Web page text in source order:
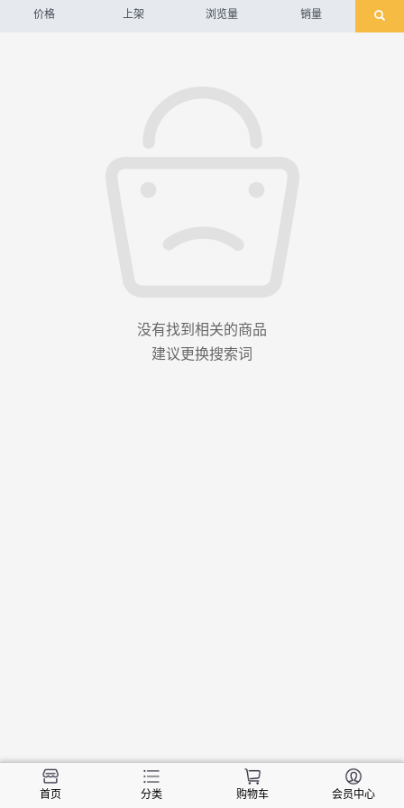
价格 上架 浏览量 销量
没有找到相关的商品
建议更换搜索词
首页 分类 购物车 会员中心